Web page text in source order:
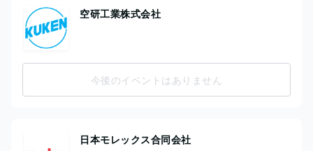
空研工業株式会社
今後のイベントはありません
日本モレックス合同会社